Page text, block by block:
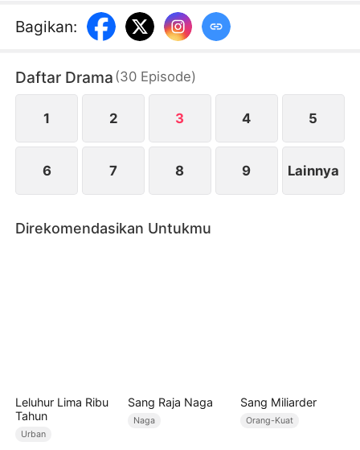
lambung stadium akhir, ia memilih hengkang
dengan perjanjian cerai. Tang Jinyu tidak
setelah berita "kematian" Chen Luo datang, dia
tiba-tiba terbangun dari ingatan dan detailnya, dan
mulai dengan panik menyesali dan menebus dirinya
Bagikan:
Daftar Drama (30 Episode)
1 2 3 4 5
6 7 8 9 Lainnya
Direkomendasikan Untukmu
Leluhur Lima Ribu
Tahun
Urban
Sang Raja Naga
Naga
Sang Miliarder
Orang-Kuat